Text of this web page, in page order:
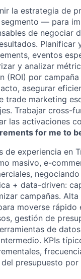
la estrategia de
— para
de negociar
Planificar
eventos
y analizar
(ROI) por
asegurar
trade marketing
Trabajar cross-
las activaciones
for me to
experiencia en
masivo, e-
+ data-driven:
campañas.
moverse rápido
gestión de
de
KPIs
presupuesto por